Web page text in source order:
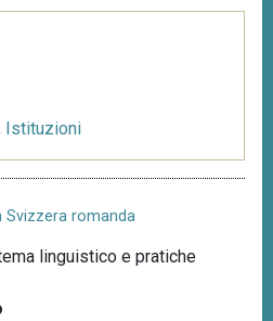
Istituzioni
Svizzera romanda
linguistico e pratiche